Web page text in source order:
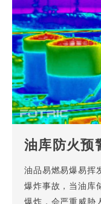
油库防火预
油品易燃易爆易挥
爆炸事故，当油库